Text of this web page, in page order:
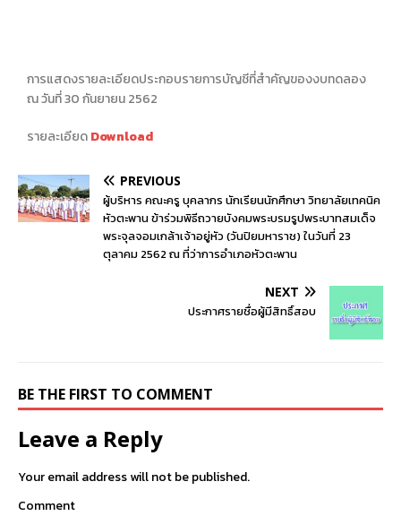
การแสดงรายละเอียดประกอบรายการบัญชีที่สำคัญของงบทดลอง
ณ วันที่ 30 กันยายน 2562
รายละเอียดDownload
PREVIOUS
ผู้บริหาร คณะครู บุคลากร นักเรียนนักศึกษา วิทยาลัยเทคนิค
หัวตะพาน ข้าร่วมพิธีถวายบังคมพระบรมรูปพระบาทสมเด็จ
พระจุลจอมเกล้าเจ้าอยู่หัว (วันปิยมหาราช) ในวันที่ 23
ตุลาคม 2562 ณ ที่ว่าการอำเภอหัวตะพาน
NEXT
ประกาศรายชื่อผู้มีสิทธิ์สอบ
BE THE FIRST TO COMMENT
Leave a Reply
Your email address will not be published.
Comment